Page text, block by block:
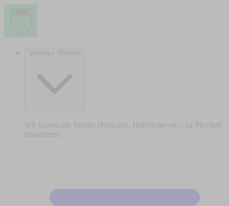
Vereine / Themen
Wir fassen alle Inhalte (Podcasts, Hörbücher etc.) zu Playlists
zusammen.